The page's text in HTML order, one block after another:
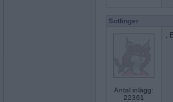
Sotfinger
Antal inlägg:
22361
.